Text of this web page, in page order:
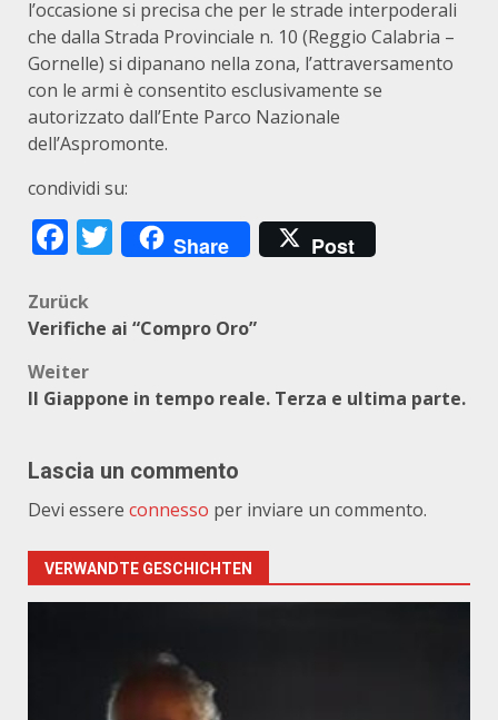
l’occasione si precisa che per le strade interpoderali
che dalla Strada Provinciale n. 10 (Reggio Calabria –
Gornelle) si dipanano nella zona, l’attraversamento
con le armi è consentito esclusivamente se
autorizzato dall’Ente Parco Nazionale
dell’Aspromonte.
condividi su:
Facebook
Twitter
Share Post
Beitragsnavigation
Zurück
Verifiche ai “Compro Oro”
Weiter
Il Giappone in tempo reale. Terza e ultima parte.
Lascia un commento
Devi essere connesso per inviare un commento.
VERWANDTE GESCHICHTEN